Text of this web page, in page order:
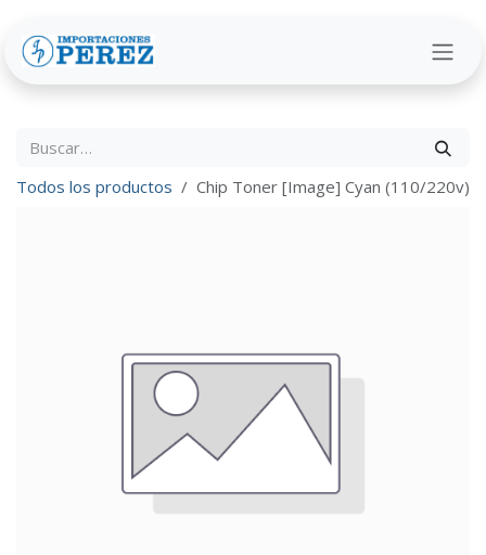
Todos los productos Chip Toner [Image] Cyan (110/220v)